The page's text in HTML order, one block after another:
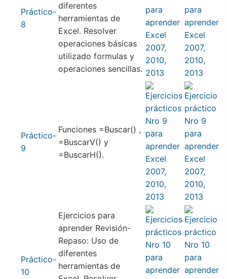
Práctico-
8
diferentes
herramientas de
Excel. Resolver
operaciones básicas
utilizado formulas y
operaciones sencillas.
Práctico-
9
Funciones =Buscar() ,
=BuscarV() y
=BuscarH().
Práctico-
10
Ejercicios para
aprender Revisión-
Repaso: Uso de
diferentes
herramientas de